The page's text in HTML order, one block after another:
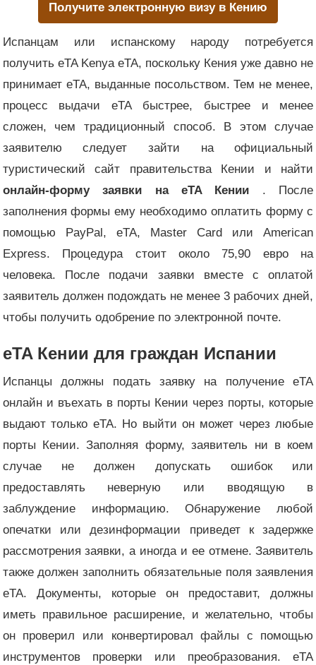
Получите электронную визу в Кению
Испанцам или испанскому народу потребуется
получить eTA Kenya eTA, поскольку Кения уже давно не
принимает eTA, выданные посольством. Тем не менее,
процесс выдачи eTA быстрее, быстрее и менее
сложен, чем традиционный способ. В этом случае
заявителю следует зайти на официальный
туристический сайт правительства Кении и найти
онлайн-форму заявки на eTA Кении . После
заполнения формы ему необходимо оплатить форму с
помощью PayPal, eTA, Master Card или American
Express. Процедура стоит около 75,90 евро на
человека. После подачи заявки вместе с оплатой
заявитель должен подождать не менее 3 рабочих дней,
чтобы получить одобрение по электронной почте.
eTA Кении для граждан Испании
Испанцы должны подать заявку на получение eTA
онлайн и въехать в порты Кении через порты, которые
выдают только eTA. Но выйти он может через любые
порты Кении. Заполняя форму, заявитель ни в коем
случае не должен допускать ошибок или
предоставлять неверную или вводящую в
заблуждение информацию. Обнаружение любой
опечатки или дезинформации приведет к задержке
рассмотрения заявки, а иногда и ее отмене. Заявитель
также должен заполнить обязательные поля заявления
eTA. Документы, которые он предоставит, должны
иметь правильное расширение, и желательно, чтобы
он проверил или конвертировал файлы с помощью
инструментов проверки или преобразования. eTA